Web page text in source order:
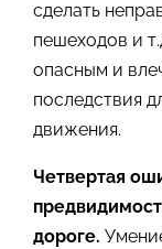
сделать
пешеходов и
опасным и
последствия
движения.
Четвертая
дороге.